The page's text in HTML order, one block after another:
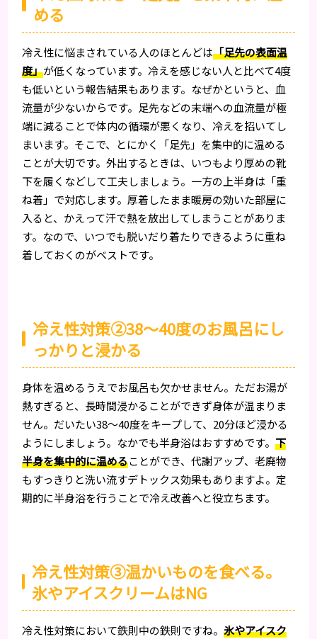
める
冷え性に悩まされている人のほとんどは「足先の表面温
度」が低くなっています。冷えを感じない人と比べて4度
も低いという報告結果もあります。なぜかというと、血
流量が少ないからです。足先などの末端への血流量が極
端に減ることで体内の循環が悪くなり、冷えを招いてし
まいます。そこで、とにかく「足先」を集中的に温める
ことが大切です。外出するときは、いつもより厚めの靴
下を履くなどして工夫しましょう。一方の上半身は「重
ね着」で対応します。厚着したまま暖房の効いた部屋に
入ると、かえって汗で熱を放出してしまうことがありま
す。なので、いつでも脱いだり着たりできるように重ね
着しておくのがベストです。
冷え性対策②38～40度のお風呂にし
っかりと浸かる
身体を温めるうえでお風呂も欠かせません。ただお湯が
熱すぎると、長時間浸かることができず身体が温まりま
せん。だいたい38～40度をキープして、20分ほど浸かる
ようにしましょう。なかでも半身浴はおすすめです。下
半身を集中的に温めることができ、代謝アップ、老廃物
もすっきりと洗い流すデトックス効果もありますよ。定
期的に半身浴を行うことで冷え改善へと役立ちます。
冷え性対策③温かいものを食べる。
氷やアイスクリームはNG
冷え性対策において鉄則中の鉄則ですね。氷やアイスク